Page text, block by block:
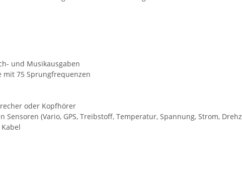
und Musikausgaben
mit 75 Sprungfrequenzen
oder Kopfhörer
(Vario, GPS, Treibstoff, Temperatur, Spannung, Strom,